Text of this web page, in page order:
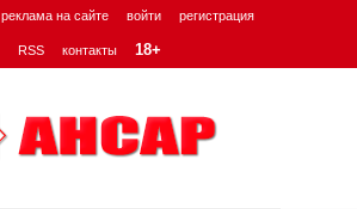
реклама на сайте войти регистрация
RSS контакты 18+